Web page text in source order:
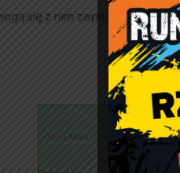
się z nim zapoznać poniżej.